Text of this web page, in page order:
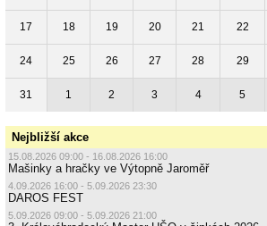
17 18 19 20 21 22
24 25 26 27 28 29
31 1 2 3 4 5
Nejbližší akce
15.08.2026 09:00 - 16.08.2026 16:00
Mašinky a hračky ve Výtopně Jaroměř
4.09.2026 16:00 - 5.09.2026 23:30
DAROS FEST
5.09.2026 09:00 - 5.09.2026 21:00